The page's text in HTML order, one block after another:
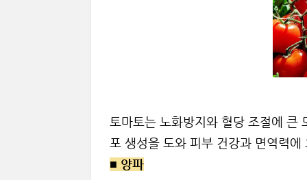
토마토는 노화방지와 혈당 조절에 큰
포 생성을 도와 피부 건강과 면역력에
■ 양파